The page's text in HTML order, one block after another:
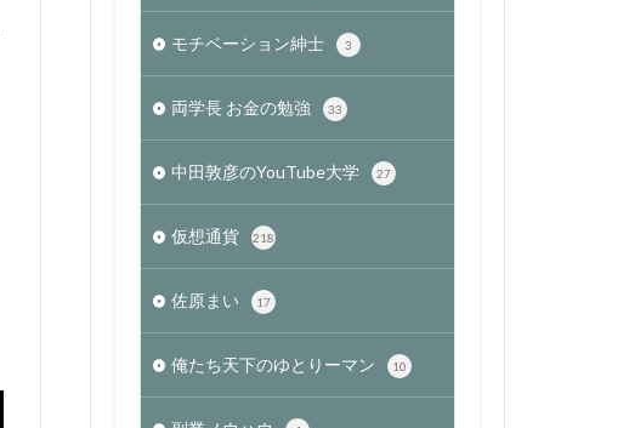
モチベーション紳士 3
両学長 お金の勉強 33
中田敦彦のYouTube大学 27
仮想通貨 218
佐原まい 17
俺たち天下のゆとりーマン 10